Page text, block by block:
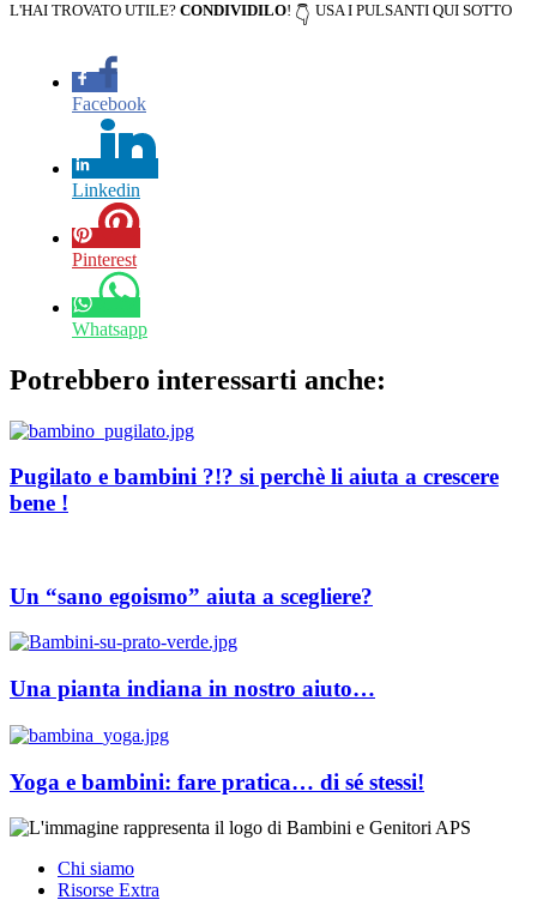
L'HAI TROVATO UTILE? CONDIVIDILO! 👇 USA I PULSANTI QUI SOTTO
Facebook
Linkedin
Pinterest
Whatsapp
Potrebbero interessarti anche:
Pugilato e bambini ?!? si perchè li aiuta a crescere
bene !
Un “sano egoismo” aiuta a scegliere?
Una pianta indiana in nostro aiuto…
Yoga e bambini: fare pratica… di sé stessi!
Chi siamo
Risorse Extra